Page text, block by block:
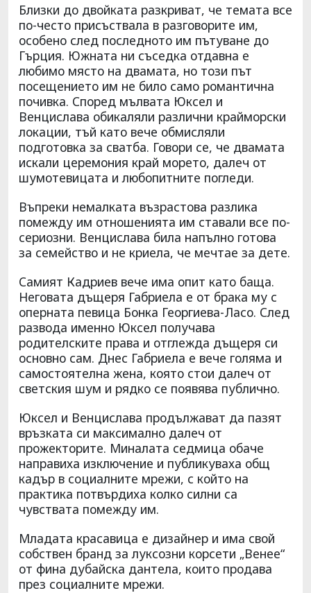
Близки до двойката разкриват, че темата все
по-често присъствала в разговорите им,
особено след последното им пътуване до
Гърция. Южната ни съседка отдавна е
любимо място на двамата, но този път
посещението им не било само романтична
почивка. Според мълвата Юксел и
Венцислава обикаляли различни крайморски
локации, тъй като вече обмисляли
подготовка за сватба. Говори се, че двамата
искали церемония край морето, далеч от
шумотевицата и любопитните погледи.
Въпреки немалката възрастова разлика
помежду им отношенията им ставали все по-
сериозни. Венцислава била напълно готова
за семейство и не криела, че мечтае за дете.
Самият Кадриев вече има опит като баща.
Неговата дъщеря Габриела е от брака му с
оперната певица Бонка Георгиева-Ласо. След
развода именно Юксел получава
родителските права и отглежда дъщеря си
основно сам. Днес Габриела е вече голяма и
самостоятелна жена, която стои далеч от
светския шум и рядко се появява публично.
Юксел и Венцислава продължават да пазят
връзката си максимално далеч от
прожекторите. Миналата седмица обаче
направиха изключение и публикуваха общ
кадър в социалните мрежи, с който на
практика потвърдиха колко силни са
чувствата помежду им.
Младата красавица е дизайнер и има свой
собствен бранд за луксозни корсети „Венее“
от фина дубайска дантела, които продава
през социалните мрежи.